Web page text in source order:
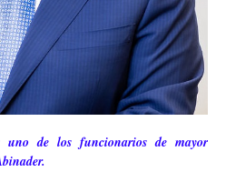
uno de los funcionarios de mayor